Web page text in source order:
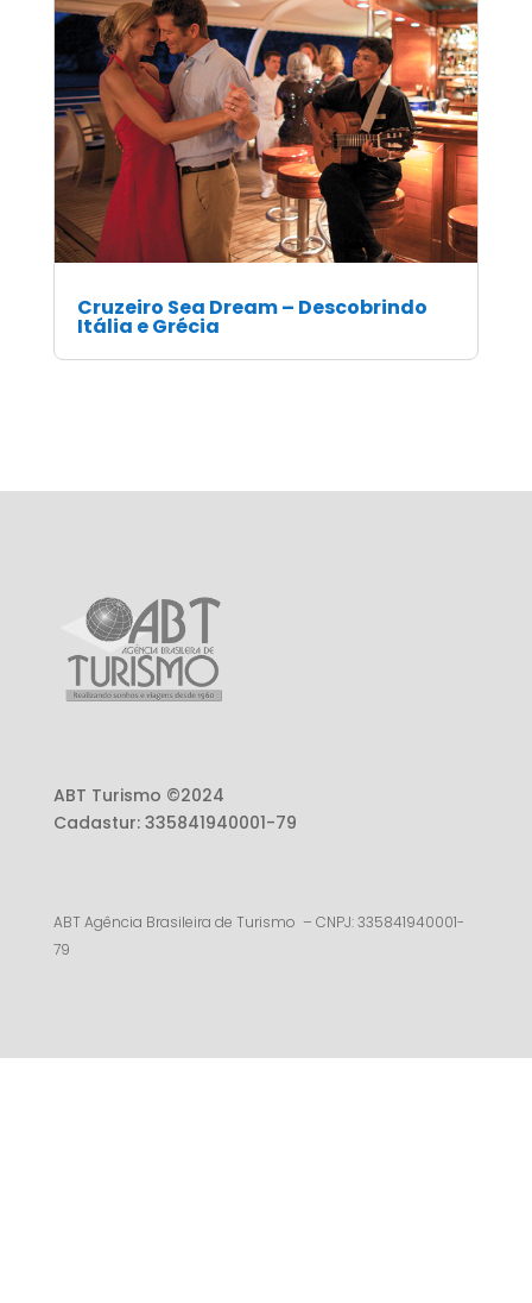
Cruzeiro Sea Dream – Descobrindo
Itália e Grécia
ABT Turismo ©2024
Cadastur: 335841940001-79
ABT Agência Brasileira de Turismo – CNPJ: 335841940001-
79